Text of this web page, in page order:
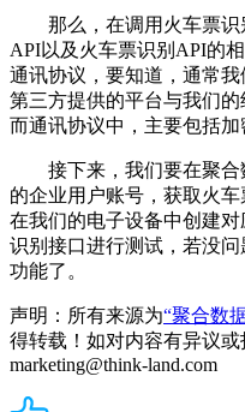
那么，在调用火车票识
API以及火车票识别API的
通讯协议，要知道，通常
第三方提供的平台与我们
而通讯协议中，主要包括加
接下来，我们要在聚合
的企业用户账号，获取火
在我们的电子设备中创建
识别接口进行测试，若没
功能了。
声明：所有来源为“聚合数
得转载！如对内容有异议或
marketing@think-land.com